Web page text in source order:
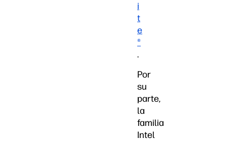
i
t
e
®
.
Por
su
parte,
la
familia
Intel